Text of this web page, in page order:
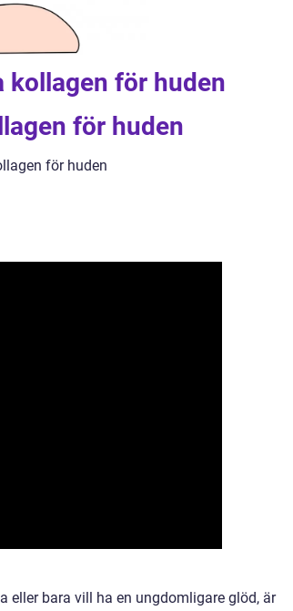
kollagen för huden
för huden
för huden
eller bara vill ha en ungdomligare glöd, är